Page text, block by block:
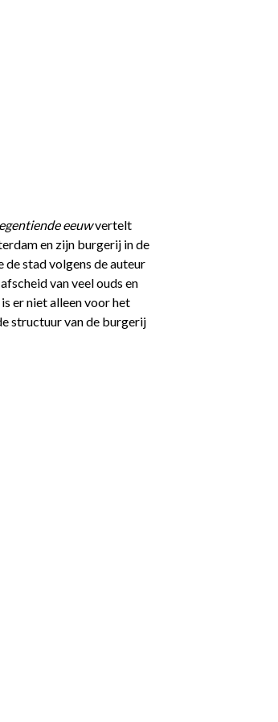
eeuwvertelt
en zijn burgerij in de
stad volgens de auteur
van veel ouds en
er niet alleen voor het
structuur van de burgerij